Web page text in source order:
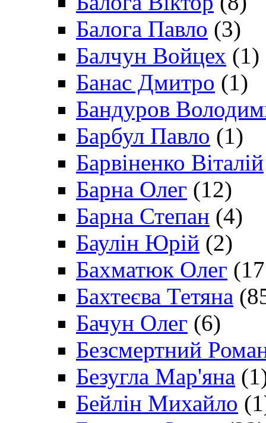
Балога Павло (3)
Балчун Войцех (1)
Банас Дмитро (1)
Бандуров
Барбул Павло (1)
Барвіненко Віталій
Барна Олег (12)
Барна Степан (4)
Баулін Юрій (2)
Бахматюк Олег
Бахтеєва Тетяна
Бачун Олег (6)
Безсмертний
Безугла Мар'яна
Бейлін Михайло